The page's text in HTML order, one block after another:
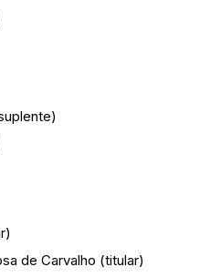
de Carvalho (titular)